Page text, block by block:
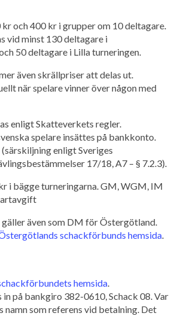
och 400 kr i grupper om 10 deltagare.
vid minst 130 deltagare i
50 deltagare i Lilla turneringen.
även skrällpriser att delas ut.
när spelare vinner över någon med
enligt Skatteverkets regler.
spelare insättes på bankkonto.
enligt Sveriges
17/18, A7 – § 7.2.3).
i bägge turneringarna. GM, WGM, IM
även som DM för Östergötland.
schackförbunds hemsida.
hemsida.
på bankgiro 382-0610, Schack 08. Var
namn som referens vid betalning. Det